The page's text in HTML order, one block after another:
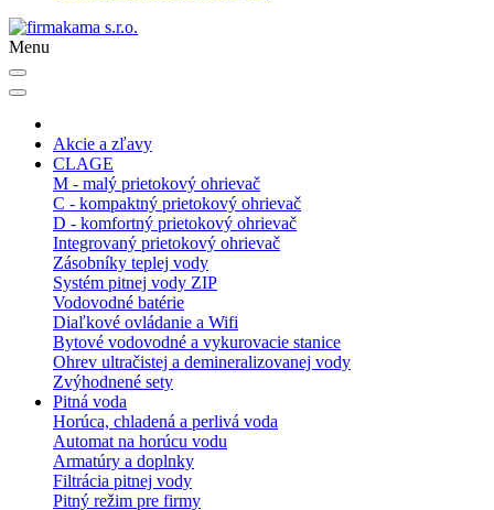
Menu
Akcie a zľavy
CLAGE
M - malý prietokový ohrievač
C - kompaktný prietokový ohrievač
D - komfortný prietokový ohrievač
Integrovaný prietokový ohrievač
Zásobníky teplej vody
Systém pitnej vody ZIP
Vodovodné batérie
Diaľkové ovládanie a Wifi
Bytové vodovodné a vykurovacie stanice
Ohrev ultračistej a demineralizovanej vody
Zvýhodnené sety
Pitná voda
Horúca, chladená a perlivá voda
Automat na horúcu vodu
Armatúry a doplnky
Filtrácia pitnej vody
Pitný režim pre firmy